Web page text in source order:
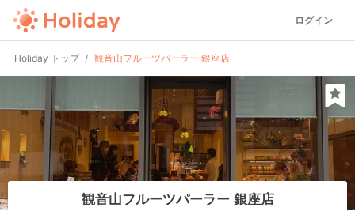
ログイン
Holiday トップ 観音山フルーツパーラー 銀座店
観音山フルーツパーラー 銀座店